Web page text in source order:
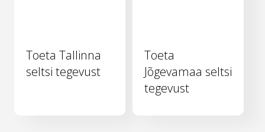
Toeta Tallinna
seltsi tegevust
Toeta
Jõgevamaa seltsi
tegevust